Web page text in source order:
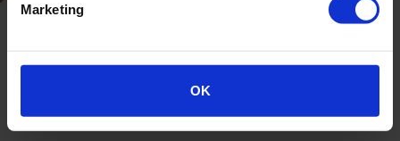
Marketing
OK